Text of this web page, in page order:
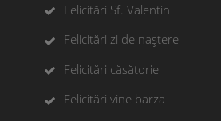
Felicitări Sf. Valentin
Felicitări zi de naștere
Felicitări căsătorie
Felicitări vine barza